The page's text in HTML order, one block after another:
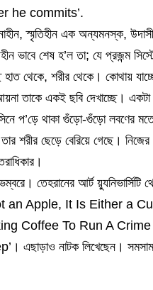
he commits’.
স্মৃতিহীন এক অন্যমনস্ক,
ভাবে শেষ হ’ল তা; যে প্রজন্ম
হাত থেকে, শরীর থেকে। কোথায়
তাকে একই ছবি দেখাচ্ছে।
প’ড়ে থাকা গুঁড়ো-গুঁড়ো লবণের
ছেড়ে বেরিয়ে গেছে। নিজের
তেহরানের আর্ট য়্যুনিভার্সিটি
an Apple, It Is Either a
Coffee To Run A
নাটক লিখেছেন।